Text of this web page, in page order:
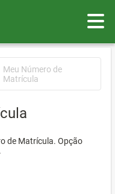
Meu Número de
Matrícula
de Matrícula. Opção